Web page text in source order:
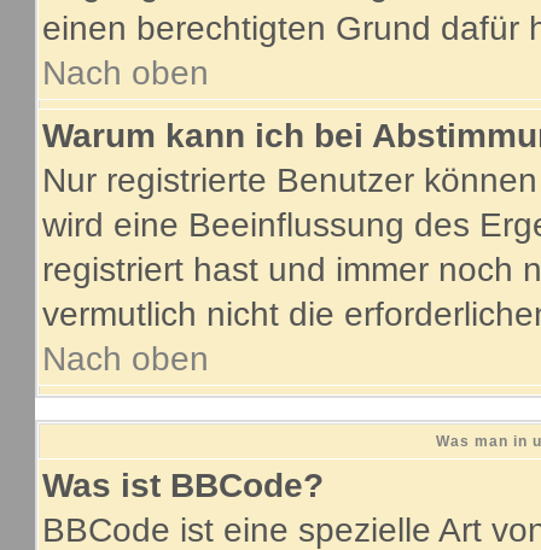
einen berechtigten Grund dafür
Nach oben
Warum kann ich bei
Nur registrierte Benutzer
wird eine Beeinflussung des
registriert hast und immer noch
vermutlich nicht die
Nach oben
Was man in
Was ist BBCode?
BBCode ist eine spezielle Art